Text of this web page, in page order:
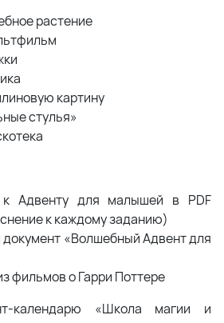
растение
картину
стулья»
к Адвенту для малышей в PDF
к каждому заданию)
«Волшебный Адвент для
фильмов о Гарри Поттере
календарю «Школа магии и